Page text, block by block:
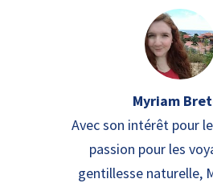
Myriam
Avec son intérêt pour
passion pour les
gentillesse naturelle,